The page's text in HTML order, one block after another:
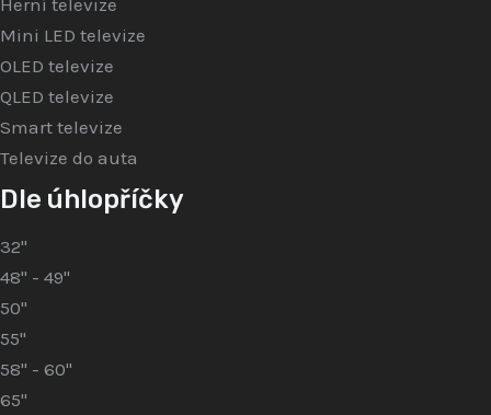
Herní televize
Mini LED televize
OLED televize
QLED televize
Smart televize
Televize do auta
Dle úhlopříčky
32"
48" - 49"
50"
55"
58" - 60"
65"